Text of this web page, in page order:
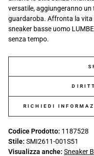
versatile, aggiungeranno
guardaroba. Affronta la vita
sneaker basse uomo
senza tempo.
RICHIEDI
Codice Prodotto: 1187528
Stile: SMI2611-001S51
Visualizza anche: Sneaker